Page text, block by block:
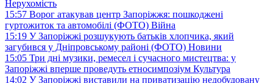
Нерухомість
15:57 Ворог атакував центр Запоріжжя: пошкоджені
гуртожиток та автомобілі (ФОТО) Війна
15:19 У Запоріжжі розшукують батьків хлопчика, який
загубився у Дніпровському районі (ФОТО) Новини
15:05 Три дні музики, ремесел і сучасного мистецтва: у
Запоріжжі вперше проведуть етносимпозіум Культура
14:02 У Запоріжжі виставили на приватизацію недобудовану